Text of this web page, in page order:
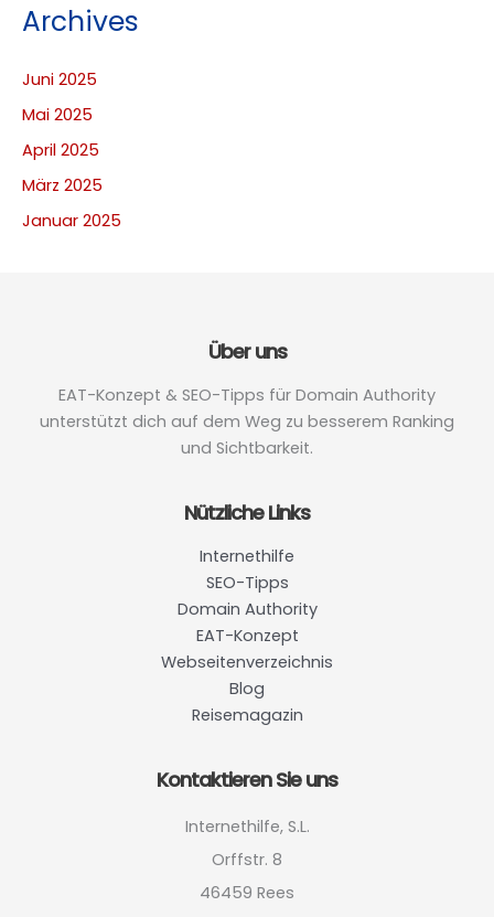
Archives
Juni 2025
Mai 2025
April 2025
März 2025
Januar 2025
Über uns
EAT-Konzept & SEO-Tipps für Domain Authority
unterstützt dich auf dem Weg zu besserem Ranking
und Sichtbarkeit.
Nützliche Links
Internethilfe
SEO-Tipps
Domain Authority
EAT-Konzept
Webseitenverzeichnis
Blog
Reisemagazin
Kontaktieren Sie uns
Internethilfe, S.L.
Orffstr. 8
46459 Rees